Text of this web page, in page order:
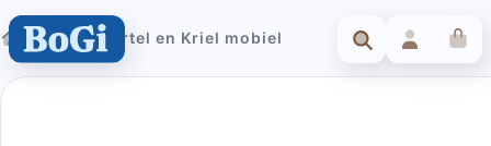
BoGi Kwartel en Kriel mobiel